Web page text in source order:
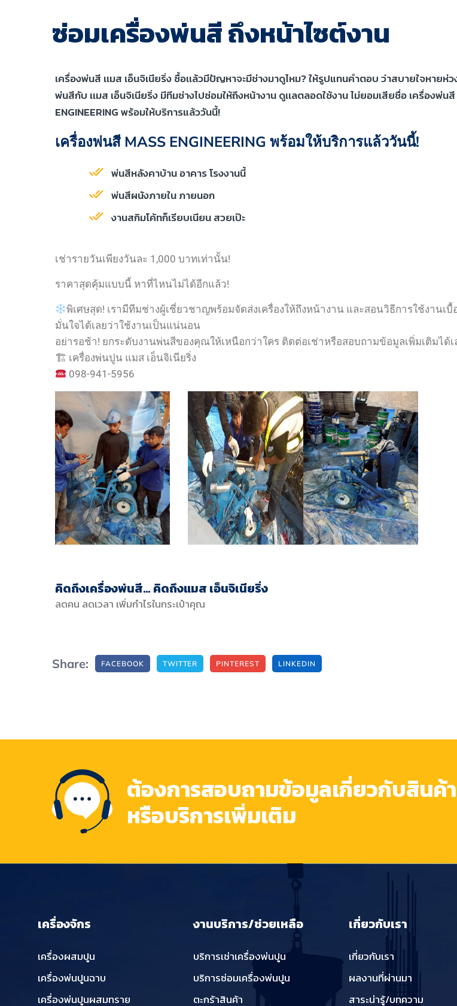
ซ่อมเครื่องพ่นสี ถึงหน้าไซต์งาน
เครื่องพ่นสี เเมส เอ็นจิเนียริ่ง ซื้อเเล้วมีปัญหาจะมีช่างมาดูไหม? ให้รูปแทนคำตอบ ว่าสบายใจหายห่ว
พ่นสีกับ เเมส เอ็นจิเนียริ่ง มีทีมช่างไปซ่อมให้ถึงหน้างาน ดูเเลตลอดใช้งาน ไม่ยอมเสียชื่อ เครื่องพ่นสี
ENGINEERING พร้อมให้บริการแล้ววันนี้!
เครื่องพ่นสี MASS ENGINEERING พร้อมให้บริการแล้ววันนี้!
พ่นสีหลังคาบ้าน อาคาร โรงงานนี้
พ่นสีผนังภายใน ภายนอก
งานสกิมโค้ทก็เรียบเนียน สวยเป๊ะ
เช่ารายวันเพียงวันละ 1,000 บาทเท่านั้น!
ราคาสุดคุ้มแบบนี้ หาที่ไหนไม่ได้อีกแล้ว!
พิเศษสุด! เรามีทีมช่างผู้เชี่ยวชาญพร้อมจัดส่งเครื่องให้ถึงหน้างาน และสอนวิธีการใช้งานเบื้
มั่นใจได้เลยว่าใช้งานเป็นแน่นอน
อย่ารอช้า! ยกระดับงานพ่นสีของคุณให้เหนือกว่าใคร ติดต่อเช่าหรือสอบถามข้อมูลเพิ่มเติมได้เ
🏗 เครื่องพ่นปูน แมส เอ็นจิเนียริ่ง
098-941-5956
คิดถึงเครื่องพ่นสี… คิดถึงแมส เอ็นจิเนียริ่ง
ลดคน ลดเวลา เพิ่มกำไรในกระเป๋าคุณ
Share: FACEBOOK TWITTER PINTEREST LINKEDIN
ต้องการสอบถามข้อมูลเกี่ยวกับสินค้า
หรือบริการเพิ่มเติม
เครื่องจักร
เครื่องผสมปูน
เครื่องพ่นปูนฉาบ
เครื่องพ่นปูนผสมทราย
งานบริการ/ช่วยเหลือ
บริการเช่าเครื่องพ่นปูน
บริการซ่อมเครื่องพ่นปูน
ตะกร้าสินค้า
เกี่ยวกับเรา
เกี่ยวกับเรา
ผลงานที่ผ่านมา
สาระน่ารู้/บทความ